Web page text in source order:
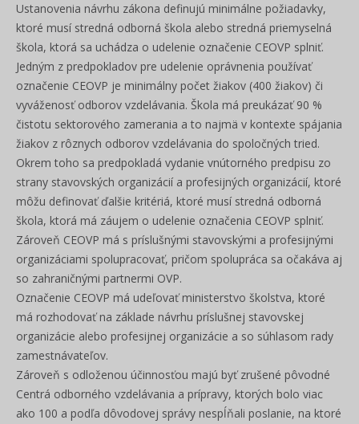
Ustanovenia návrhu zákona definujú minimálne požiadavky,
ktoré musí stredná odborná škola alebo stredná priemyselná
škola, ktorá sa uchádza o udelenie označenie CEOVP splniť.
Jedným z predpokladov pre udelenie oprávnenia používať
označenie CEOVP je minimálny počet žiakov (400 žiakov) či
vyváženosť odborov vzdelávania. Škola má preukázať 90 %
čistotu sektorového zamerania a to najmä v kontexte spájania
žiakov z rôznych odborov vzdelávania do spoločných tried.
Okrem toho sa predpokladá vydanie vnútorného predpisu zo
strany stavovských organizácií a profesijných organizácií, ktoré
môžu definovať ďalšie kritériá, ktoré musí stredná odborná
škola, ktorá má záujem o udelenie označenia CEOVP splniť.
Zároveň CEOVP má s príslušnými stavovskými a profesijnými
organizáciami spolupracovať, pričom spolupráca sa očakáva aj
so zahraničnými partnermi OVP.
Označenie CEOVP má udeľovať ministerstvo školstva, ktoré
má rozhodovať na základe návrhu príslušnej stavovskej
organizácie alebo profesijnej organizácie a so súhlasom rady
zamestnávateľov.
Zároveň s odloženou účinnosťou majú byť zrušené pôvodné
Centrá odborného vzdelávania a prípravy, ktorých bolo viac
ako 100 a podľa dôvodovej správy nespĺňali poslanie, na ktoré